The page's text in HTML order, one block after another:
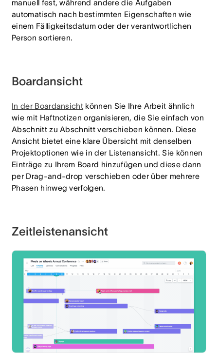
manuell fest, während andere die Aufgaben
automatisch nach bestimmten Eigenschaften wie
einem Fälligkeitsdatum oder der verantwortlichen
Person sortieren.
Boardansicht
In der Boardansicht können Sie Ihre Arbeit ähnlich
wie mit Haftnotizen organisieren, die Sie einfach von
Abschnitt zu Abschnitt verschieben können. Diese
Ansicht bietet eine klare Übersicht mit denselben
Projektoptionen wie in der Listenansicht. Sie können
Einträge zu Ihrem Board hinzufügen und diese dann
per Drag-and-drop verschieben oder über mehrere
Phasen hinweg verfolgen.
Zeitleistenansicht